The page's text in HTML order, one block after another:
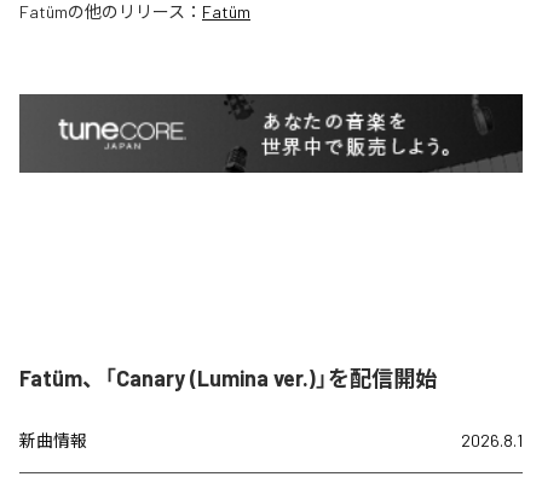
Fatümの他のリリース： Fatüm
Fatüm、「Canary (Lumina ver.)」を配信開始
新曲情報 2026.8.1